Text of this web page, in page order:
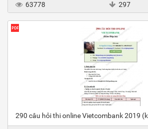
63778 297
290 câu hỏi thi online Vietcombank 2019